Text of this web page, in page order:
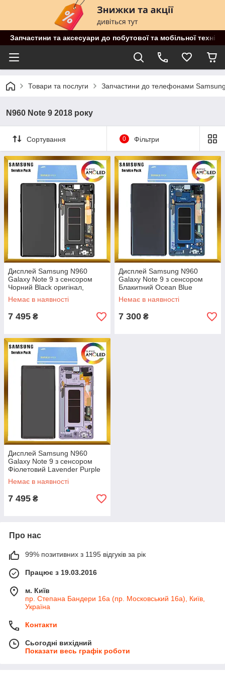
Запчастини та аксесуари до побутової та мобільної
Товари та послуги Запчастини до телефонами
N960 Note 9 2018 року
Сортування 0 Фільтри
Дисплей Samsung N960
Galaxy Note 9 з сенсором
Чорний Black оригінал,
GH97-22269A
Немає в наявності
7 495 ₴
Дисплей Samsung N960
Galaxy Note 9 з сенсором
Блакитний Ocean Blue
оригінал, GH97-22269B
Немає в наявності
7 300 ₴
Дисплей Samsung N960
Galaxy Note 9 з сенсором
Фіолетовий Lavender Purple
оригінал, GH97-22269E
Немає в наявності
7 495 ₴
Про нас
99% позитивних з 1195 відгуків за рік
Працює з 19.03.2016
м. Київ
пр. Степана Бандери 16а (пр. Московський 16а), Київ,
Україна
Контакти
Сьогодні вихідний
Показати весь графік роботи